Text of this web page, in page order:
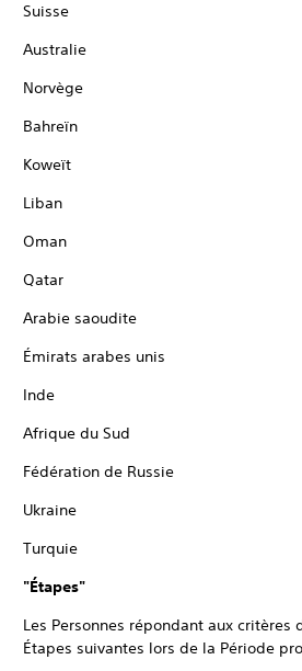
Suisse
Australie
Norvège
Bahreïn
Koweït
Liban
Oman
Qatar
Arabie saoudite
Émirats arabes unis
Inde
Afrique du Sud
Fédération de Russie
Ukraine
Turquie
"Étapes"
Les Personnes répondant aux critères
Étapes suivantes lors de la Période